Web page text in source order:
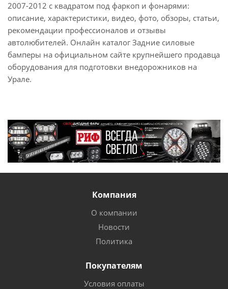
2007-2012 с квадратом под фаркоп и фонарями:
описание, характеристики, видео, фото, обзоры, статьи,
рекомендации профессионалов и отзывы
автолюбителей. Онлайн каталог Задние силовые
бамперы на официальном сайте крупнейшего продавца
оборудования для подготовки внедорожников на
Урале.
Компания
О компании
Новости
Политика
Покупателям
Условия оплаты